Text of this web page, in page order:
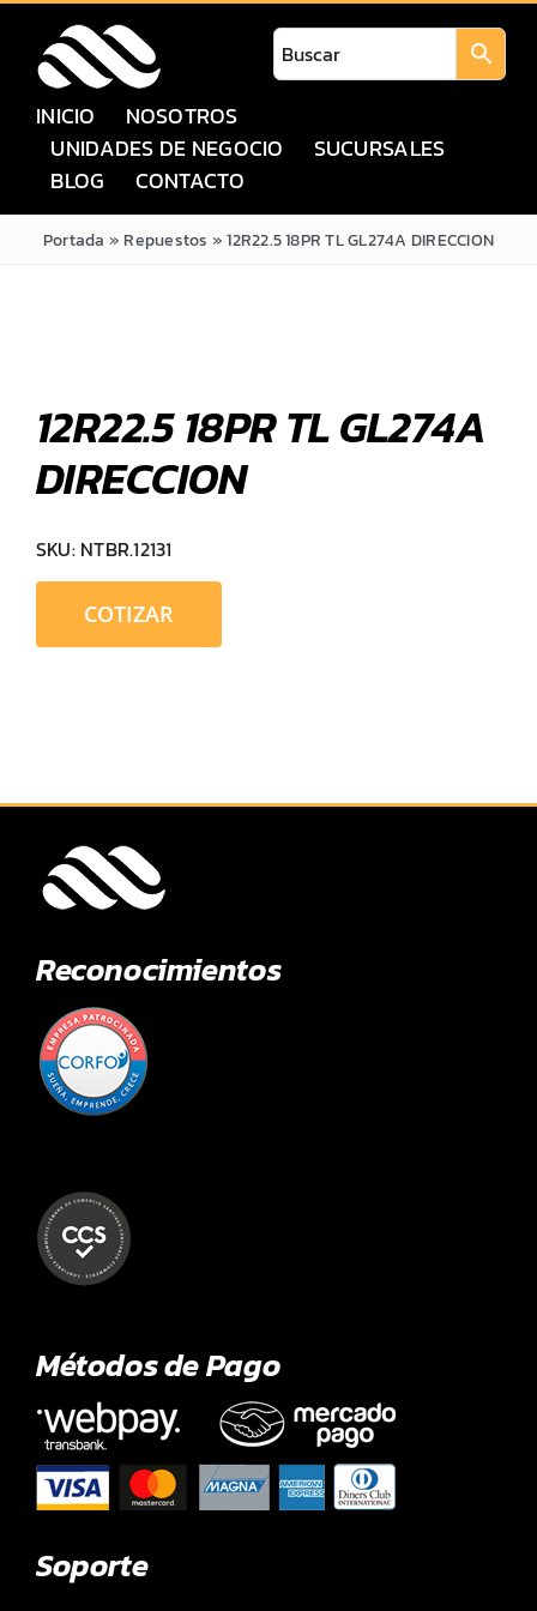
Saltar
contenido
INICIO
NOSOTROS
UNIDADES DE NEGOCIO
SUCURSALES
BLOG
CONTACTO
Portada » Repuestos »12R22.5 18PR TL GL274A DIRECCION
12R22.5 18PR TL GL274A
DIRECCION
SKU: NTBR.12131
COTIZAR
Reconocimientos
Métodos de Pago
Soporte